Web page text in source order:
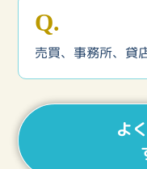
安価にてご提供さ
デザインのみとな
ら選択ができます
Q.
売買、事務所、貸
事務所、貸店舗は
になります）。売
プルにあります、
よ